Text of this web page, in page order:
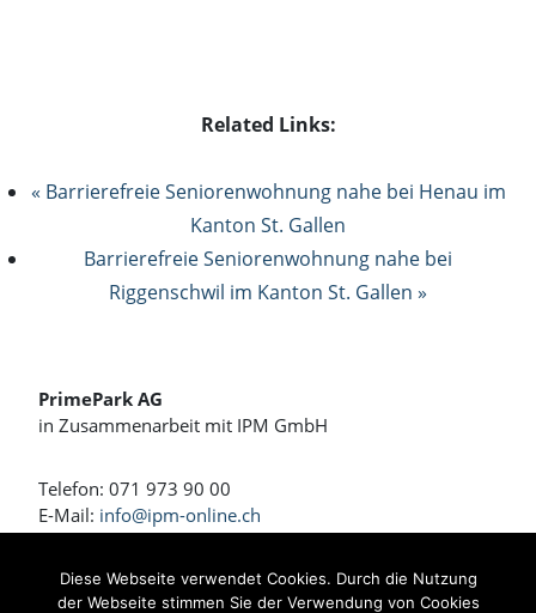
Related Links:
« Barrierefreie Seniorenwohnung nahe bei Henau im
Kanton St. Gallen
Barrierefreie Seniorenwohnung nahe bei
Riggenschwil im Kanton St. Gallen »
PrimePark AG
in Zusammenarbeit mit IPM GmbH
Telefon: 071 973 90 00
E-Mail: info@ipm-online.ch
Wohnen und Arbeiten am Rennweg
Bahnhofstrasse 4 + 4a
Diese Webseite verwendet Cookies. Durch die Nutzung
der Webseite stimmen Sie der Verwendung von Cookies